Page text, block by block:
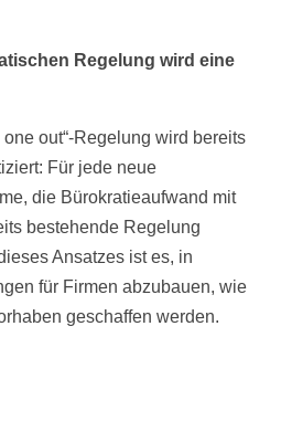
Regelung wird eine
out“-Regelung wird bereits
Für jede neue
die Bürokratieaufwand mit
bestehende Regelung
Ansatzes ist es, in
für Firmen abzubauen, wie
geschaffen werden.